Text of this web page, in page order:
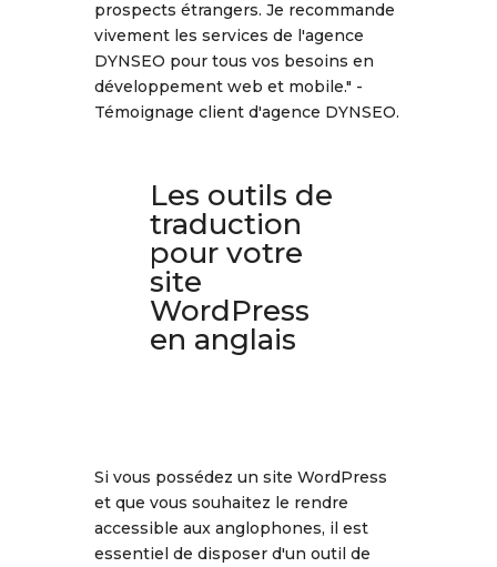
prospects étrangers. Je recommande
vivement les services de l'agence
DYNSEO pour tous vos besoins en
développement web et mobile." -
Témoignage client d'agence DYNSEO.
Les outils de
traduction
pour votre
site
WordPress
en anglais
Si vous possédez un site WordPress
et que vous souhaitez le rendre
accessible aux anglophones, il est
essentiel de disposer d'un outil de